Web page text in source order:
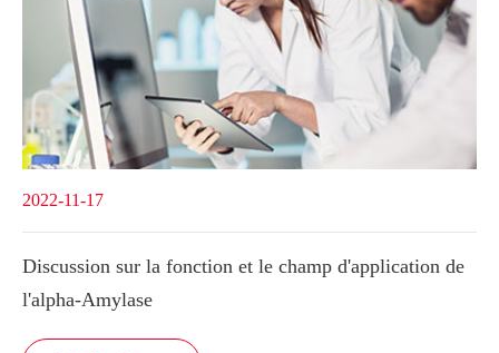
2022-11-17
Discussion sur la fonction et le champ d'application de
l'alpha-Amylase